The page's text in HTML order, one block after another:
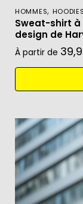
HOMMES, HOODIES
Sweat-shirt à
design de
À partir de